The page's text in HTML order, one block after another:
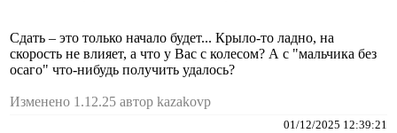
Сдать – это только начало будет... Крыло-то ладно, на
скорость не влияет, а что у Вас с колесом? А с "мальчика без
осаго" что-нибудь получить удалось?
Изменено 1.12.25 автор kazakovp
01/12/2025 12:39:21